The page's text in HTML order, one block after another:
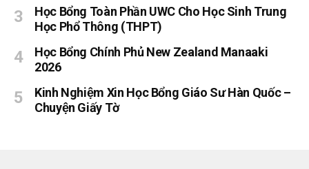
Học Bổng Toàn Phần UWC Cho Học Sinh Trung
Học Phổ Thông (THPT)
Học Bổng Chính Phủ New Zealand Manaaki
2026
Kinh Nghiệm Xin Học Bổng Giáo Sư Hàn Quốc –
Chuyện Giấy Tờ